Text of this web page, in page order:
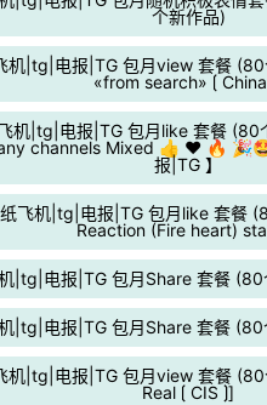
个新作品)
机|tg|电报|TG 包月view 套餐
«from search» ⟮ China
机|tg|电报|TG 包月like 套餐 (80
channels Mixed 👍 ❤️ 🔥
报|TG 】
飞机|tg|电报|TG 包月like 套餐
Reaction (Fire heart)
|tg|电报|TG 包月Share 套餐 (80
|tg|电报|TG 包月Share 套餐 (80
机|tg|电报|TG 包月view 套餐
Real ⟮ CIS ⟯]